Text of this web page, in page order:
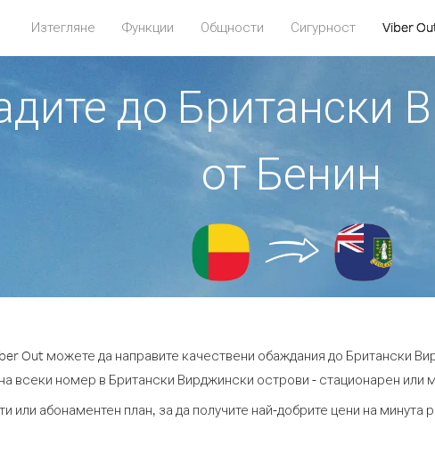
Изтегляне Функции Общности Сигурност Viber
до Британски
от Бенин
Out можете да направите качествени обаждания до Британски
всеки номер в Британски Вирджински острови - стационарен или
или абонаментен план, за да получите най-добрите цени на